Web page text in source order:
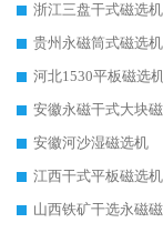
浙江三盘干式磁选机
贵州永磁筒式磁选
河北1530平板磁选
安徽永磁干式大块
安徽河沙湿磁选机
江西干式平板磁选机
山西铁矿干选永磁